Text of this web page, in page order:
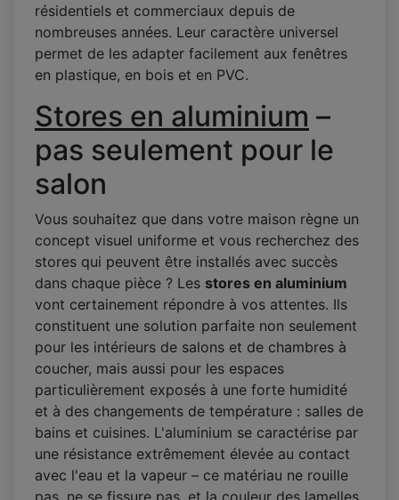
résidentiels et commerciaux depuis de
nombreuses années. Leur caractère universel
permet de les adapter facilement aux fenêtres
en plastique, en bois et en PVC.
Stores en aluminium –
pas seulement pour le
salon
Vous souhaitez que dans votre maison règne un
concept visuel uniforme et vous recherchez des
stores qui peuvent être installés avec succès
dans chaque pièce ? Les stores en aluminium
vont certainement répondre à vos attentes. Ils
constituent une solution parfaite non seulement
pour les intérieurs de salons et de chambres à
coucher, mais aussi pour les espaces
particulièrement exposés à une forte humidité
et à des changements de température : salles de
bains et cuisines. L'aluminium se caractérise par
une résistance extrêmement élevée au contact
avec l'eau et la vapeur – ce matériau ne rouille